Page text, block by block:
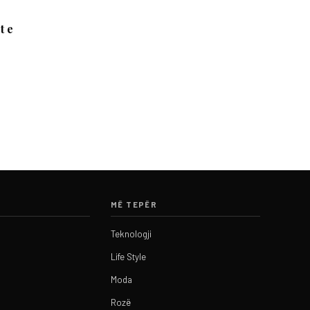
e
MË TEPËR
Teknologji
Life Style
Moda
Rozë